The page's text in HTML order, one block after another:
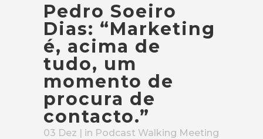
Pedro Soeiro
Dias: “Marketing
é, acima de
tudo, um
momento de
procura de
contacto.”
03 Dez | in Podcast Walking Meeting